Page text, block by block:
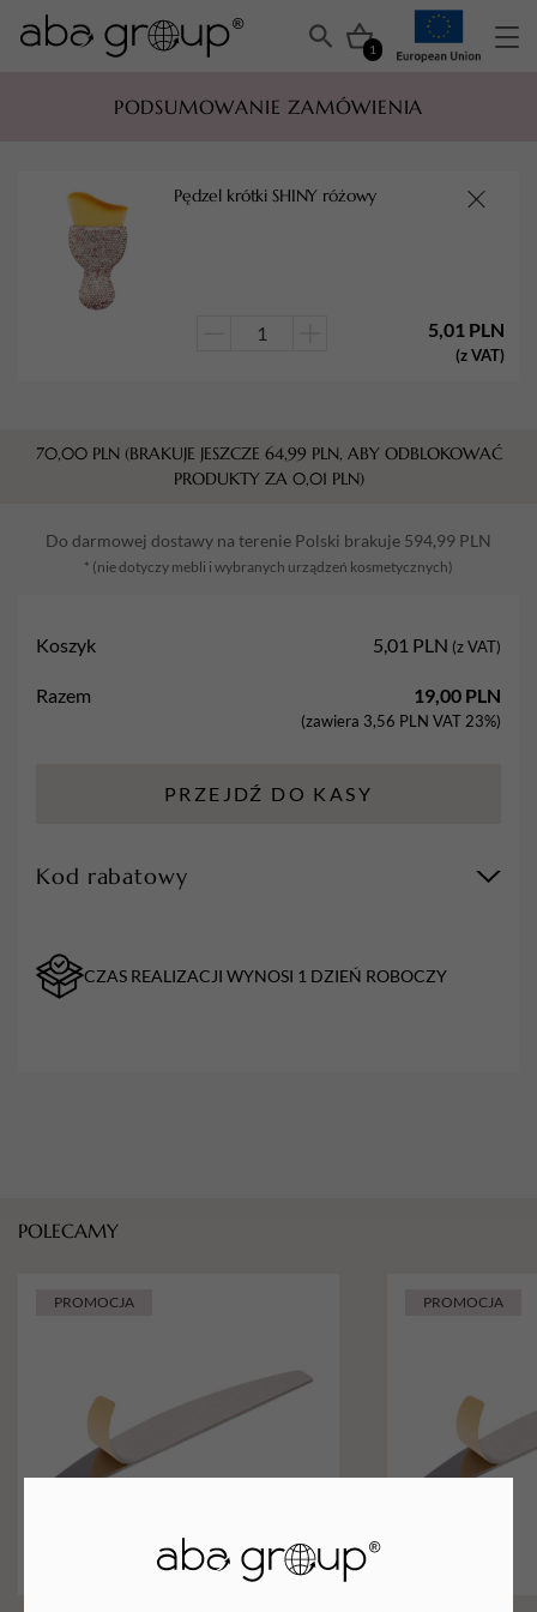
1
PODSUMOWANIE ZAMÓWIENIA
Pędzel krótki SHINY różowy
różowy
5,01 PLN
(z VAT)
70,00 PLN (BRAKUJE JESZCZE 64,99 PLN, ABY ODBLOKOWAĆ
PRODUKTY ZA 0,01 PLN)
Do darmowej dostawy na terenie Polski brakuje 594,99 PLN
* (nie dotyczy mebli i wybranych urządzeń kosmetycznych)
Koszyk 5,01 PLN (z VAT)
Razem 19,00 PLN
(zawiera 3,56 PLN VAT 23%)
PRZEJDŹ DO KASY
Kod rabatowy
CZAS REALIZACJI WYNOSI 1 DZIEŃ ROBOCZY
POLECAMY
PROMOCJA PROMOCJA